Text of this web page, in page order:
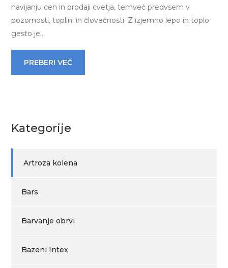
navijanju cen in prodaji cvetja, temveč predvsem v
pozornosti, toplini in človečnosti. Z izjemno lepo in toplo
gesto je…
PREBERI VEČ
Kategorije
Artroza kolena
Bars
Barvanje obrvi
Bazeni Intex